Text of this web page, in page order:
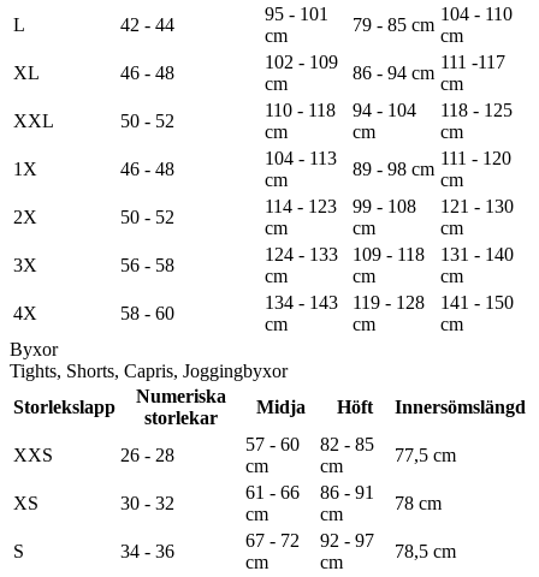
L
42 - 44
95 - 101
cm
79 - 85 cm
104 - 110
cm
XL
46 - 48
102 - 109
cm
86 - 94 cm
111 -117
cm
XXL
50 - 52
110 - 118
cm
94 - 104
cm
118 - 125
cm
1X
46 - 48
104 - 113
cm
89 - 98 cm
111 - 120
cm
2X
50 - 52
114 - 123
cm
99 - 108
cm
121 - 130
cm
3X
56 - 58
124 - 133
cm
109 - 118
cm
131 - 140
cm
4X
58 - 60
134 - 143
cm
119 - 128
cm
141 - 150
cm
Byxor
Tights, Shorts, Capris, Joggingbyxor
Storlekslapp
Numeriska
storlekar
Midja Höft Innersömslängd
XXS 26 - 28
57 - 60
cm
82 - 85
cm
77,5 cm
XS 30 - 32
61 - 66
cm
86 - 91
cm
78 cm
S 34 - 36
67 - 72
cm
92 - 97
cm
78,5 cm